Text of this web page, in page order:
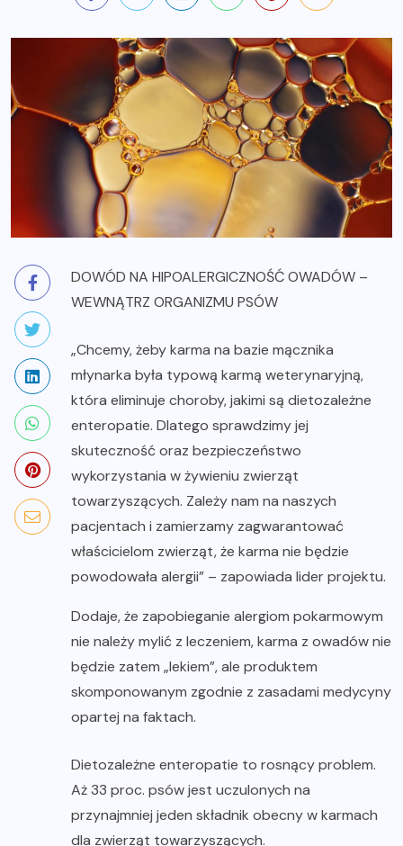
DOWÓD NA HIPOALERGICZNOŚĆ OWADÓW –
WEWNĄTRZ ORGANIZMU PSÓW
„Chcemy, żeby karma na bazie mącznika
młynarka była typową karmą weterynaryjną,
która eliminuje choroby, jakimi są dietozależne
enteropatie. Dlatego sprawdzimy jej
skuteczność oraz bezpieczeństwo
wykorzystania w żywieniu zwierząt
towarzyszących. Zależy nam na naszych
pacjentach i zamierzamy zagwarantować
właścicielom zwierząt, że karma nie będzie
powodowała alergii” – zapowiada lider projektu.
Dodaje, że zapobieganie alergiom pokarmowym
nie należy mylić z leczeniem, karma z owadów nie
będzie zatem „lekiem”, ale produktem
skomponowanym zgodnie z zasadami medycyny
opartej na faktach.
Dietozależne enteropatie to rosnący problem.
Aż 33 proc. psów jest uczulonych na
przynajmniej jeden składnik obecny w karmach
dla zwierząt towarzyszących.